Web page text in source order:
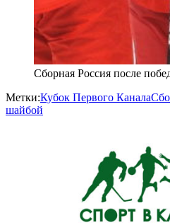
Сборная Россия после
Метки:Кубок Первого Канала
шайбой